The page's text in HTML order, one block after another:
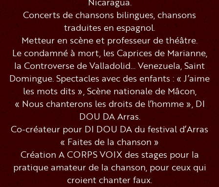
Concerts de chansons bilingues, chansons
traduites en espagnol.
Metteur en scène et professeur de théâtre.
Le condamné à mort, les Caprices de Marianne,
la Controverse de Valladolid… Venezuela, Saint
Domingue. Spectacles avec des enfants : « J’aime
les mots dits », Scène nationale de Mâcon,
« Nous chanterons les droits de l’homme », DI
DOU DA Arras.
Co-créateur pour DI DOU DA du festival d’Arras
« Faites de la chanson »
Création A CORPS VOIX des stages pour la
pratique amateur de la chanson, pour ceux qui
croient chanter faux.